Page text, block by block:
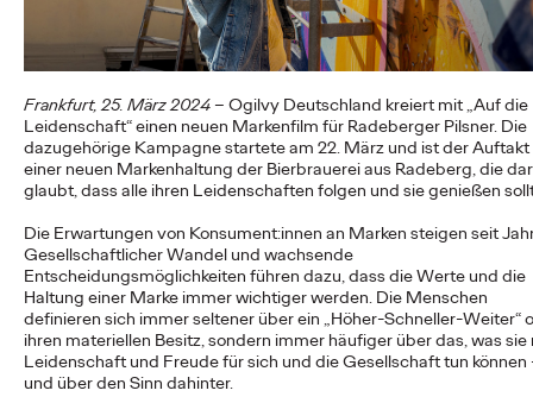
Frankfurt, 25. März 2024 – Ogilvy Deutschland kreiert mit „Auf die
Leidenschaft“ einen neuen Markenfilm für Radeberger Pilsner. Die
dazugehörige Kampagne startete am 22. März und ist der Auftakt
einer neuen Markenhaltung der Bierbrauerei aus Radeberg, die
glaubt, dass alle ihren Leidenschaften folgen und sie genießen
Die Erwartungen von Konsument:innen an Marken steigen seit
Gesellschaftlicher Wandel und wachsende
Entscheidungsmöglichkeiten führen dazu, dass die Werte und die
Haltung einer Marke immer wichtiger werden. Die Menschen
definieren sich immer seltener über ein „Höher-Schneller-Weiter“
ihren materiellen Besitz, sondern immer häufiger über das, was sie
Leidenschaft und Freude für sich und die Gesellschaft tun können
und über den Sinn dahinter.
First-Agentur, die Weichen für die…
More→
NEWS
Reisen darf kein Luxus
sein: DB und Ogilvy
bewerben günstiges
Familienticket der
Bahn.